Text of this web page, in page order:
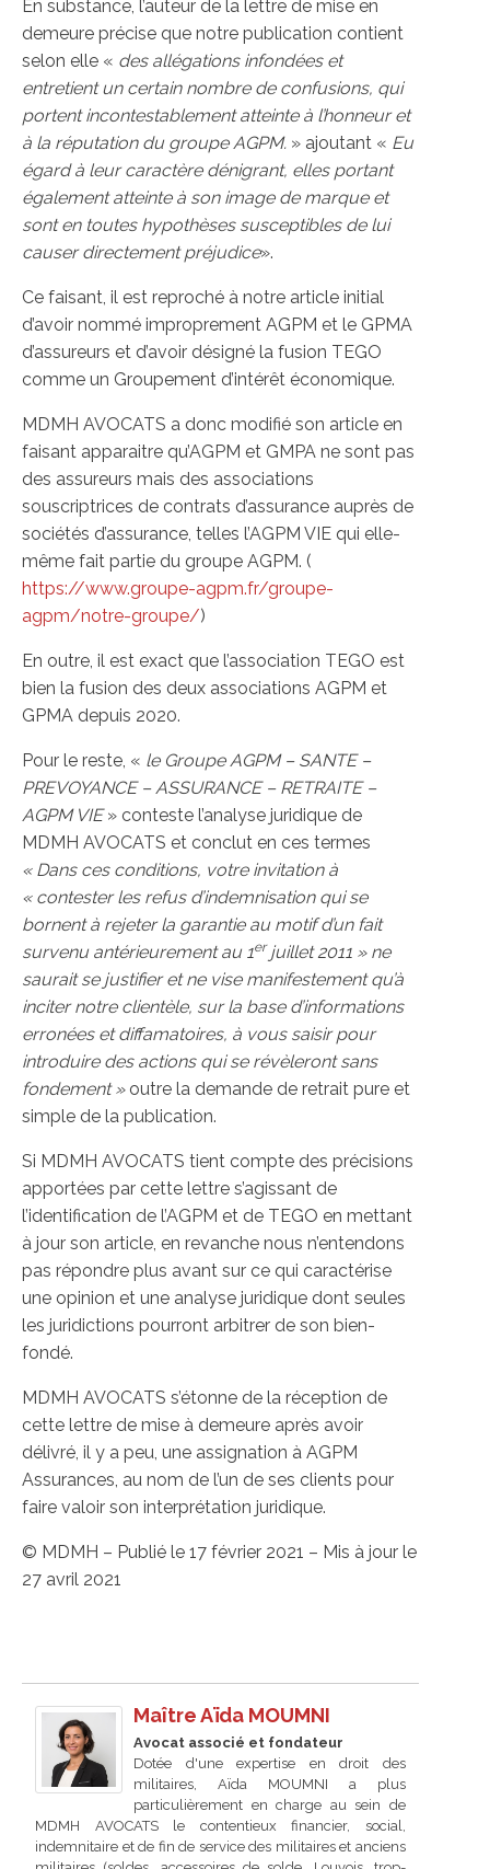
En substance, l’auteur de la lettre de mise en
demeure précise que notre publication contient
selon elle « des allégations infondées et
entretient un certain nombre de confusions, qui
portent incontestablement atteinte à l’honneur et
à la réputation du groupe AGPM. » ajoutant « Eu
égard à leur caractère dénigrant, elles portant
également atteinte à son image de marque et
sont en toutes hypothèses susceptibles de lui
causer directement préjudice».
Ce faisant, il est reproché à notre article initial
d’avoir nommé improprement AGPM et le GPMA
d’assureurs et d’avoir désigné la fusion TEGO
comme un Groupement d’intérêt économique.
MDMH AVOCATS a donc modifié son article en
faisant apparaitre qu’AGPM et GMPA ne sont pas
des assureurs mais des associations
souscriptrices de contrats d’assurance auprès de
sociétés d’assurance, telles l’AGPM VIE qui elle-
même fait partie du groupe AGPM. (
https://www.groupe-agpm.fr/groupe-
agpm/notre-groupe/)
En outre, il est exact que l’association TEGO est
bien la fusion des deux associations AGPM et
GPMA depuis 2020.
Pour le reste, « le Groupe AGPM – SANTE –
PREVOYANCE – ASSURANCE – RETRAITE –
AGPM VIE» conteste l’analyse juridique de
MDMH AVOCATS et conclut en ces termes
« Dans ces conditions, votre invitation à
« contester les refus d’indemnisation qui se
bornent à rejeter la garantie au motif d’un fait
survenu antérieurement au 1erjuillet 2011 » ne
saurait se justifier et ne vise manifestement qu’à
inciter notre clientèle, sur la base d’informations
erronées et diffamatoires, à vous saisir pour
introduire des actions qui se révèleront sans
fondement » outre la demande de retrait pure et
simple de la publication.
Si MDMH AVOCATS tient compte des précisions
apportées par cette lettre s’agissant de
l’identification de l’AGPM et de TEGO en mettant
à jour son article, en revanche nous n’entendons
pas répondre plus avant sur ce qui caractérise
une opinion et une analyse juridique dont seules
les juridictions pourront arbitrer de son bien-
fondé.
MDMH AVOCATS s’étonne de la réception de
cette lettre de mise à demeure après avoir
délivré, il y a peu, une assignation à AGPM
Assurances, au nom de l’un de ses clients pour
faire valoir son interprétation juridique.
© MDMH – Publié le 17 février 2021 – Mis à jour le
27 avril 2021
Maître Aïda MOUMNI
Avocat associé et fondateur
Dotée d'une expertise en droit des
militaires, Aïda MOUMNI a plus
particulièrement en charge au sein de
MDMH AVOCATS le contentieux financier, social,
indemnitaire et de fin de service des militaires et anciens